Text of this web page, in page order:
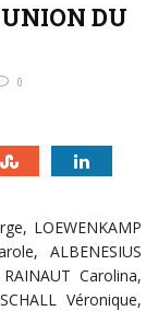
DU
0
LOEWENKAMP
ALBENESIUS
Carolina,
Véronique,